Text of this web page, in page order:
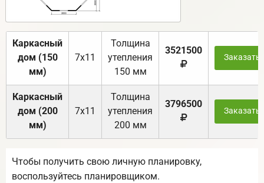
Каркасный
дом (150
мм)
7х11
Толщина
утепления
150 мм
3521500
Заказать
Каркасный
дом (200
мм)
7х11
Толщина
утепления
200 мм
3796500
Заказать
Чтобы получить свою личную планировку,
воспользуйтесь планировщиком.